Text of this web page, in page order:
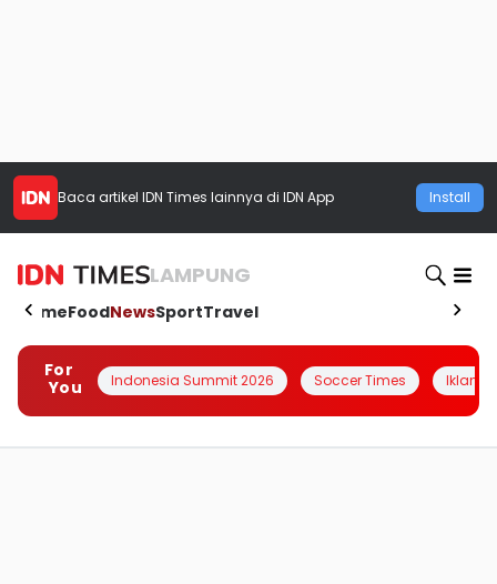
Baca artikel IDN Times lainnya di IDN App Install
LAMPUNG
HomeFoodNewsSportTravel
For
You
Indonesia Summit 2026 Soccer Times Iklanin